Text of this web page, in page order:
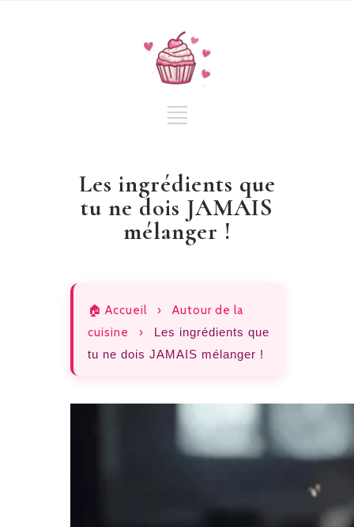
Les ingrédients que
tu ne dois JAMAIS
mélanger !
🏠 Accueil ›
Autour de la
cuisine
›
Les ingrédients que
tu ne dois JAMAIS mélanger !